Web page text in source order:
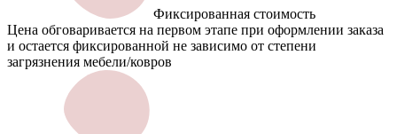
Фиксированная стоимость
Цена обговаривается на первом этапе при оформлении заказа
и остается фиксированной не зависимо от степени
загрязнения мебели/ковров